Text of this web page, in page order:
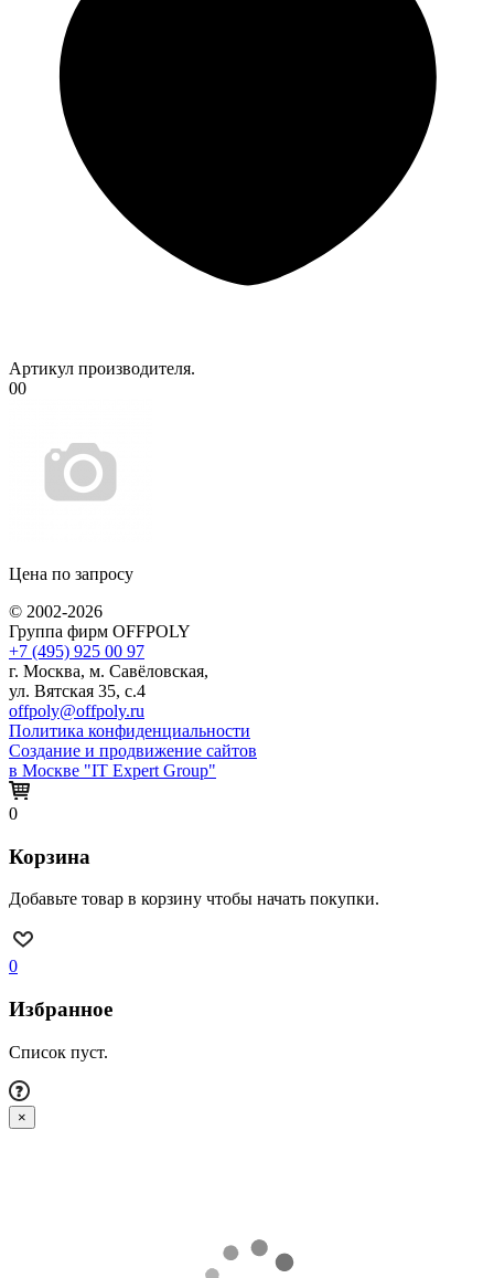
Артикул производителя.
00
Цена по запросу
© 2002-2026
Группа фирм OFFPOLY
+7 (495) 925 00 97
г. Москва, м. Савёловская,
ул. Вятская 35, с.4
offpoly@offpoly.ru
Политика конфиденциальности
Создание и продвижение сайтов
в Москве "IT Expert Group"
0
Корзина
Добавьте товар в корзину чтобы начать покупки.
0
Избранное
Список пуст.
×